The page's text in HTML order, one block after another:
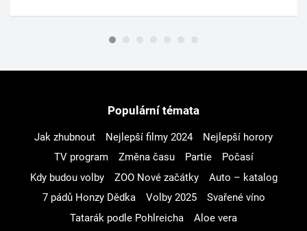
Populární témata
Jak zhubnout Nejlepší filmy 2024
Nejlepší horory
TV program
Změna času Partie
Počasí
Kdy budou volby
ZOO Nové začátky
Auto – katalog
7 pádů Honzy Dědka
Volby 2025
Svařené víno
Tatarák podle Pohlreicha
Aloe vera